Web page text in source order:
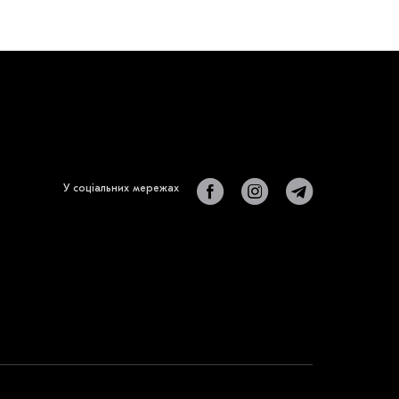
У соціальних мережах